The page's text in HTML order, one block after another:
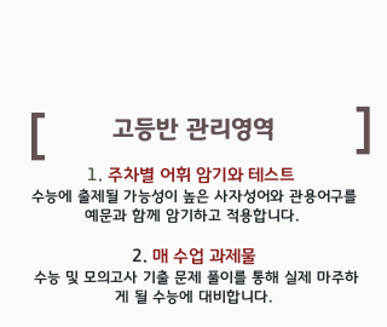
고등반 관리영역
1. 주차별 어휘 암기와 테스트
수능에 출제될 가능성이 높은 사자성어와 관용어구를
예문과 함께 암기하고 적용합니다.
2. 매 수업 과제물
수능 및 모의고사 기출 문제 풀이를 통해 실제 마주하
게 될 수능에 대비합니다.